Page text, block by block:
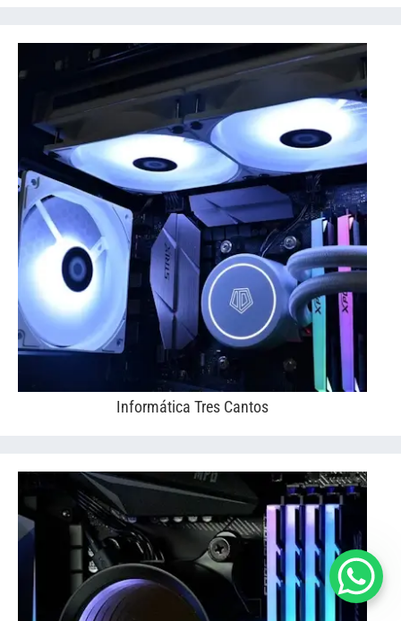
Informática Tres Cantos